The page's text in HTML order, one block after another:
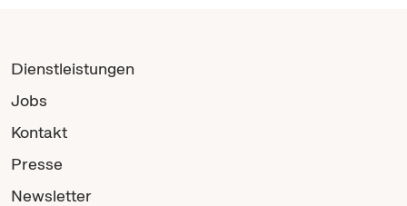
Dienstleistungen
Jobs
Kontakt
Presse
Newsletter